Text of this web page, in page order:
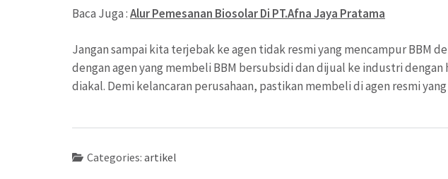
Baca Juga :Alur Pemesanan Biosolar Di PT.Afna Jaya Pratama
Jangan sampai kita terjebak ke agen tidak resmi yang mencampur BBM
dengan agen yang membeli BBM bersubsidi dan dijual ke industri dengan
diakal. Demi kelancaran perusahaan, pastikan membeli di agen resmi
Categories: artikel